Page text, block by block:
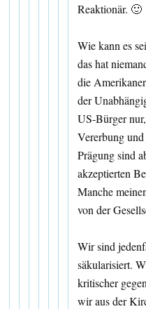
Reaktionär. 🙂
Wie kann es
das hat
die
der
US-Bürger
Vererbung
Prägung sind
akzeptierten
Manche
von der
Wir sind
säkularisiert.
kritischer
wir aus der